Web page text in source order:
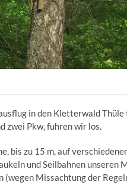
in den Kletterwald
zwei Pkw, fuhren wir los.
bis zu 15 m, auf
und Seilbahnen unseren
(wegen Missachtung der